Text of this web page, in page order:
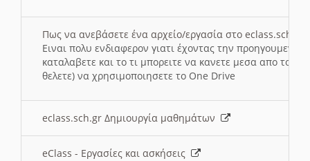
Πως να ανεβάσετε ένα αρχείο/εργασία στο eclass.sch.gr
Ειναι πολυ ενδιαφερον γιατι έχοντας την
καταλαβετε και το τι μπορειτε να κανετε μεσα απο το
θελετε) να χρησιμοποιησετε το One Drive
eclass.sch.gr Δημιουργία μαθημάτων
eClass - Εργασίες και ασκήσεις